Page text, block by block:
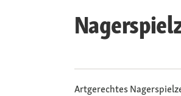
Artgerechtes